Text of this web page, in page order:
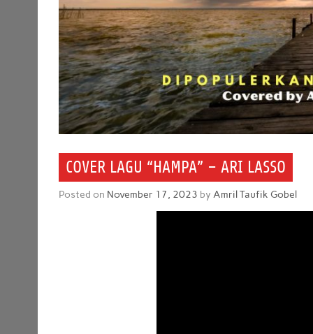
COVER LAGU “HAMPA” – ARI LASSO
Posted on November 17, 2023 byAmril Taufik Gobel